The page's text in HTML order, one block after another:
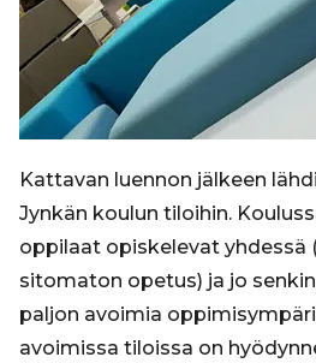
Kattavan luennon jälkeen
Jynkän koulun tiloihin.
oppilaat opiskelevat yhdessä
sitomaton opetus) ja jo
paljon avoimia
avoimissa tiloissa on